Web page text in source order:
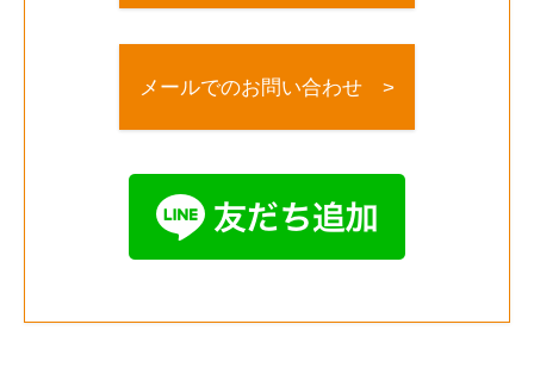
メールでのお問い合わせ >